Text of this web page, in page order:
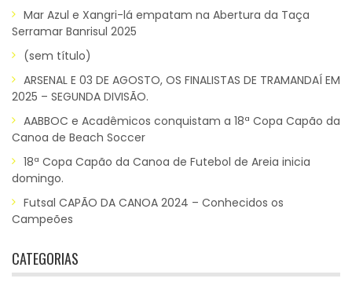
Mar Azul e Xangri-lá empatam na Abertura da Taça
Serramar Banrisul 2025
(sem título)
ARSENAL E 03 DE AGOSTO, OS FINALISTAS DE TRAMANDAÍ EM
2025 – SEGUNDA DIVISÃO.
AABBOC e Acadêmicos conquistam a 18ª Copa Capão da
Canoa de Beach Soccer
18ª Copa Capão da Canoa de Futebol de Areia inicia
domingo.
Futsal CAPÃO DA CANOA 2024 – Conhecidos os
Campeões
CATEGORIAS